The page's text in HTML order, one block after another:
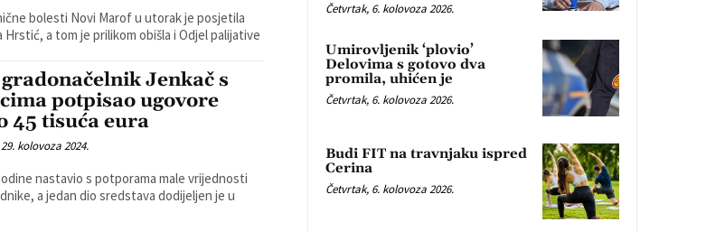
bolesti Novi Marof u utorak je posjetila
a tom je prilikom obišla i Odjel palijative
Jenkač s
potpisao ugovore
45 tisuća eura
kolovoza 2024.
nastavio s potporama male vrijednosti
a jedan dio sredstava dodijeljen je u
Četvrtak, 6. kolovoza 2026.
Umirovljenik ‘plovio’
Delovima s gotovo dva
promila, uhićen je
Četvrtak, 6. kolovoza 2026.
Budi FIT na travnjaku ispred
Cerina
Četvrtak, 6. kolovoza 2026.